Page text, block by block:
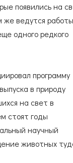
появились на
же ведутся работы
одного редкого
программу
в природу
на свет в
стоят годы
научный
животных